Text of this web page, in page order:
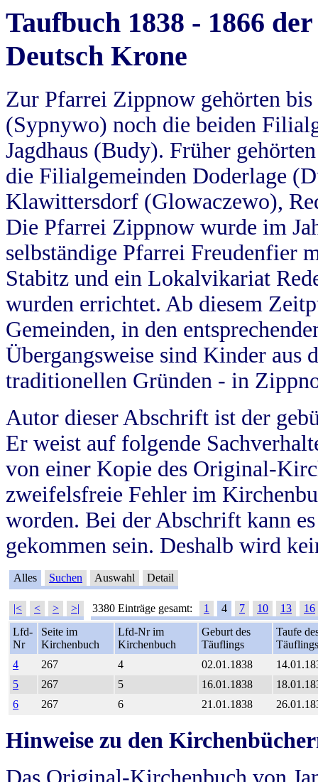
Taufbuch 1838 - 1866
Deutsch Krone
Zur Pfarrei Zippnow gehörten
(Sypnywo) noch die beiden
Jagdhaus (Budy). Früher
die Filialgemeinden Doderlage
Klawittersdorf (Glowaczewo),
Die Pfarrei Zippnow wurde im
selbständige Pfarrei Freudenfier
Stabitz und ein Lokalvikariat
wurden errichtet. Ab diesem
Gemeinden, in den
Übergangsweise sind Kinder aus
traditionellen Gründen - in
Autor dieser Abschrift ist der
Er weist auf folgende
von einer Kopie des Original-
zweifelsfreie Fehler im
worden. Bei der Abschrift kann
gekommen sein. Deshalb wird
Alles Suchen Auswahl Detail
|< < > >| 3380 Einträge gesamt: 1 4 7 10 13
16
Lfd-
Nr
Seite im
Kirchenbuch
Lfd-Nr im
Kirchenbuch
Geburt des
Täuflings
Taufe
Täuflings
4
267 4 02.01.1838
5
267 5 16.01.1838
6
267 6 21.01.1838
Hinweise zu den